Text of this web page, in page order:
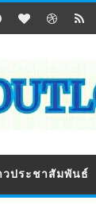
ประชาสัมพันธ์